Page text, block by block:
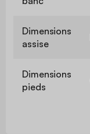
Dimensions
assise
Dimensions
pieds